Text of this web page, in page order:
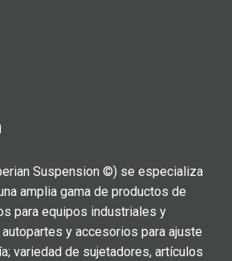
Suspension ©) se especializa
amplia gama de productos de
para equipos industriales y
y accesorios para ajuste
variedad de sujetadores, artículos